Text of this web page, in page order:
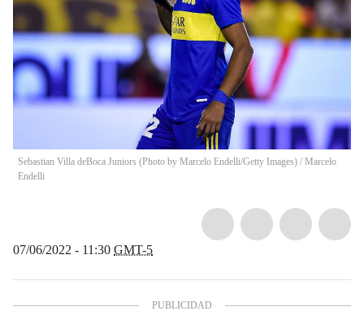
Sebastian Villa deBoca Juniors (Photo by Marcelo Endelli/Getty Images) / Marcelo
Endelli
07/06/2022 - 11:30 GMT-5